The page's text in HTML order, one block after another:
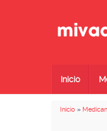
Inicio
Inicio »